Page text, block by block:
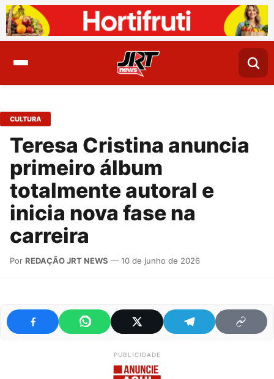
CULTURA
Teresa Cristina anuncia
primeiro álbum
totalmente autoral e
inicia nova fase na
carreira
Por REDAÇÃO JRT NEWS — 10 de junho de 2026
PUBLICIDADE